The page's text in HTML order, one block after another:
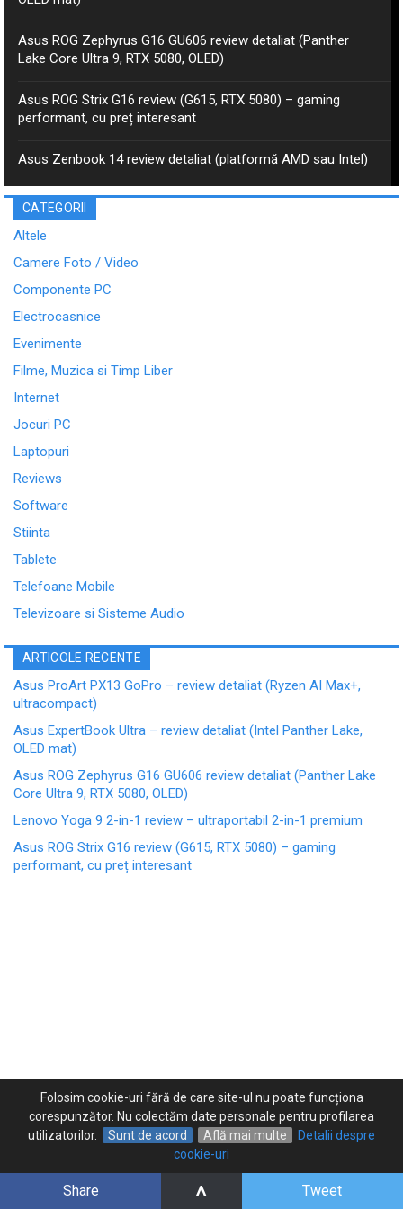
Share ^ Tweet
Asus ROG Zephyrus G16 GU606 review detaliat (Panther
Lake Core Ultra 9, RTX 5080, OLED)
Asus ROG Strix G16 review (G615, RTX 5080) – gaming
performant, cu preț interesant
Asus Zenbook 14 review detaliat (platformă AMD sau Intel)
CATEGORII
Altele
Camere Foto / Video
Componente PC
Electrocasnice
Evenimente
Filme, Muzica si Timp Liber
Internet
Jocuri PC
Laptopuri
Reviews
Software
Stiinta
Tablete
Telefoane Mobile
Televizoare si Sisteme Audio
ARTICOLE RECENTE
Asus ProArt PX13 GoPro – review detaliat (Ryzen AI Max+,
ultracompact)
Asus ExpertBook Ultra – review detaliat (Intel Panther Lake,
OLED mat)
Asus ROG Zephyrus G16 GU606 review detaliat (Panther Lake
Core Ultra 9, RTX 5080, OLED)
Lenovo Yoga 9 2-in-1 review – ultraportabil 2-in-1 premium
Asus ROG Strix G16 review (G615, RTX 5080) – gaming
performant, cu preț interesant
Despre GiZ.ro
Folosim cookie-uri fără de care site-ul nu poate funcționa
corespunzător. Nu colectăm date personale pentru profilarea
utilizatorilor.
Sunt de acord Află mai multe
Detalii despre
cookie-uri